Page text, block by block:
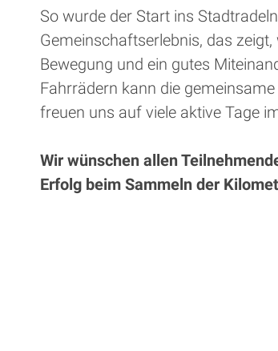
So wurde der Start ins
Gemeinschaftserlebnis, das
Bewegung und ein gutes
Fahrrädern kann die
freuen uns auf viele aktive Tage
Wir wünschen allen
Erfolg beim Sammeln der